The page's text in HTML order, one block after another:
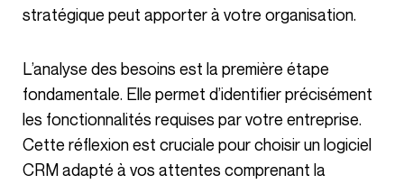
stratégique peut apporter à votre organisation.
L’analyse des besoins est la première étape
fondamentale. Elle permet d’identifier précisément
les fonctionnalités requises par votre entreprise.
Cette réflexion est cruciale pour choisir un logiciel
CRM adapté à vos attentes comprenant la